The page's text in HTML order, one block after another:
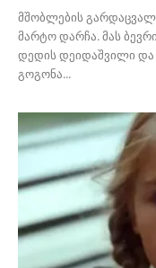
მშობლების
მარტო დარჩა. მას
დედის დეიდაშვილი და
გოგონა...